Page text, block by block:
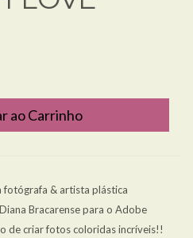
ao Carrinho
fotógrafa & artista plástica
Bracarense para o Adobe
de criar fotos coloridas incríveis!!